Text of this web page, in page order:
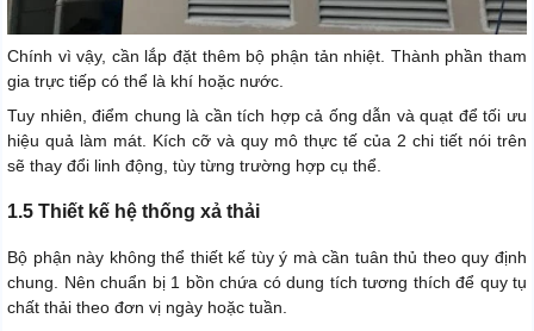
Chính vì vậy, cần lắp đặt thêm bộ phận tản nhiệt. Thành phần tham
gia trực tiếp có thể là khí hoặc nước.
Tuy nhiên, điểm chung là cần tích hợp cả ống dẫn và quạt để tối ưu
hiệu quả làm mát. Kích cỡ và quy mô thực tế của 2 chi tiết nói trên
sẽ thay đổi linh động, tùy từng trường hợp cụ thể.
1.5 Thiết kế hệ thống xả thải
Bộ phận này không thể thiết kế tùy ý mà cần tuân thủ theo quy định
chung. Nên chuẩn bị 1 bồn chứa có dung tích tương thích để quy tụ
chất thải theo đơn vị ngày hoặc tuần.